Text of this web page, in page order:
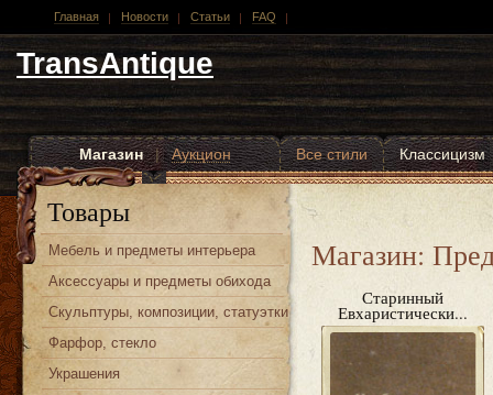
Главная Новости Статьи FAQ
TransAntique
Магазин | Аукцион Все стили
Классицизм
Другие стили
Товары
Мебель и предметы интерьера
Аксессуары и предметы обихода
Скульптуры, композиции, статуэтки
Фарфор, стекло
Украшения
Магазин:
Старинный
Евхаристически...